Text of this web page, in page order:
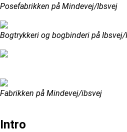
Posefabrikken på Mindevej/Ibsvej
Bogtrykkeri og bogbinderi på
Fabrikken på Mindevej/ibsvej
Intro